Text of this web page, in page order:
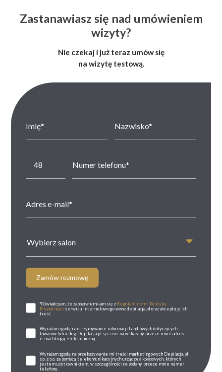
Zastanawiasz się nad umówieniem
wizyty?
Nie czekaj i już teraz umów się
na wizytę testową.
Wybierz salon
Zamów rozmowę
*Oświadczam, że zapoznałem/-am się z Regulaminemi Polityką
Prywatności serwisu internetowego www.depilacja.pl oraz akceptuję ich
treść.
Wyrażam zgodę na otrzymywanie informacji handlowych dotyczących
towarów lub usług Depilacja.pl sp. z o.o. na wskazany przeze mnie adres
e-mail drogą elektroniczną.
Wyrażam zgodę na przekazywanie mi treści marketingowych Depilacja.pl
sp. z o.o. za pomocą telekomunikacyjnych urządzeń końcowych, których
jestem użytkownikiem, w szczególności na podany przeze mnie numer
telefonu.